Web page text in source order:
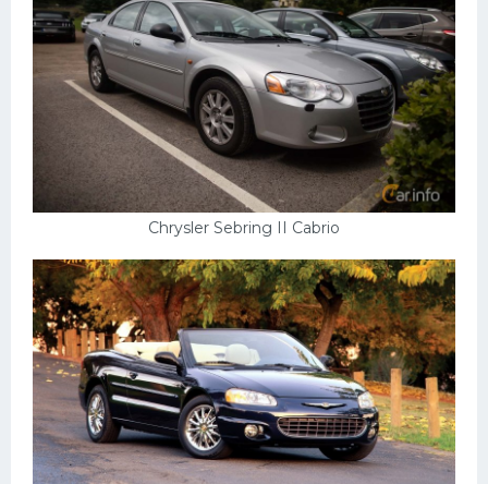
Chrysler Sebring II Cabrio